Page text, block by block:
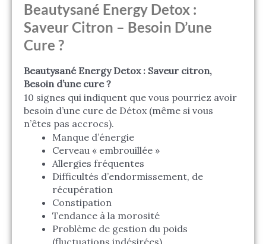
Beautysané Energy Detox :
Saveur Citron – Besoin D’une
Cure ?
Beautysané Energy Detox : Saveur citron,
Besoin d’une cure ?
10 signes qui indiquent que vous pourriez avoir
besoin d’une cure de Détox (même si vous
n’êtes pas accrocs).
Manque d’énergie
Cerveau « embrouillée »
Allergies fréquentes
Difficultés d’endormissement, de
récupération
Constipation
Tendance à la morosité
Problème de gestion du poids